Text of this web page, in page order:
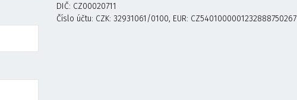
DIČ: CZ00020711
Číslo účtu: CZK: 32931061/0100, EUR: CZ5401000001232888750267